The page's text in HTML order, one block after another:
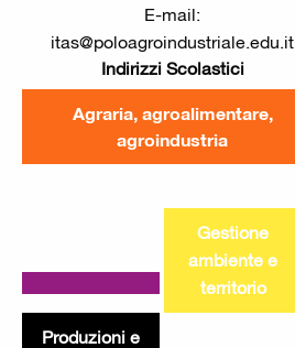
E-mail:
itas@poloagroindustriale.edu.it
Indirizzi Scolastici
Agraria, agroalimentare,
agroindustria
Gestione
ambiente e
territorio
Produzioni e